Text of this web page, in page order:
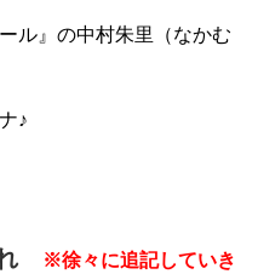
ル』の中村朱里（なかむ
♪
※徐々に追記していき